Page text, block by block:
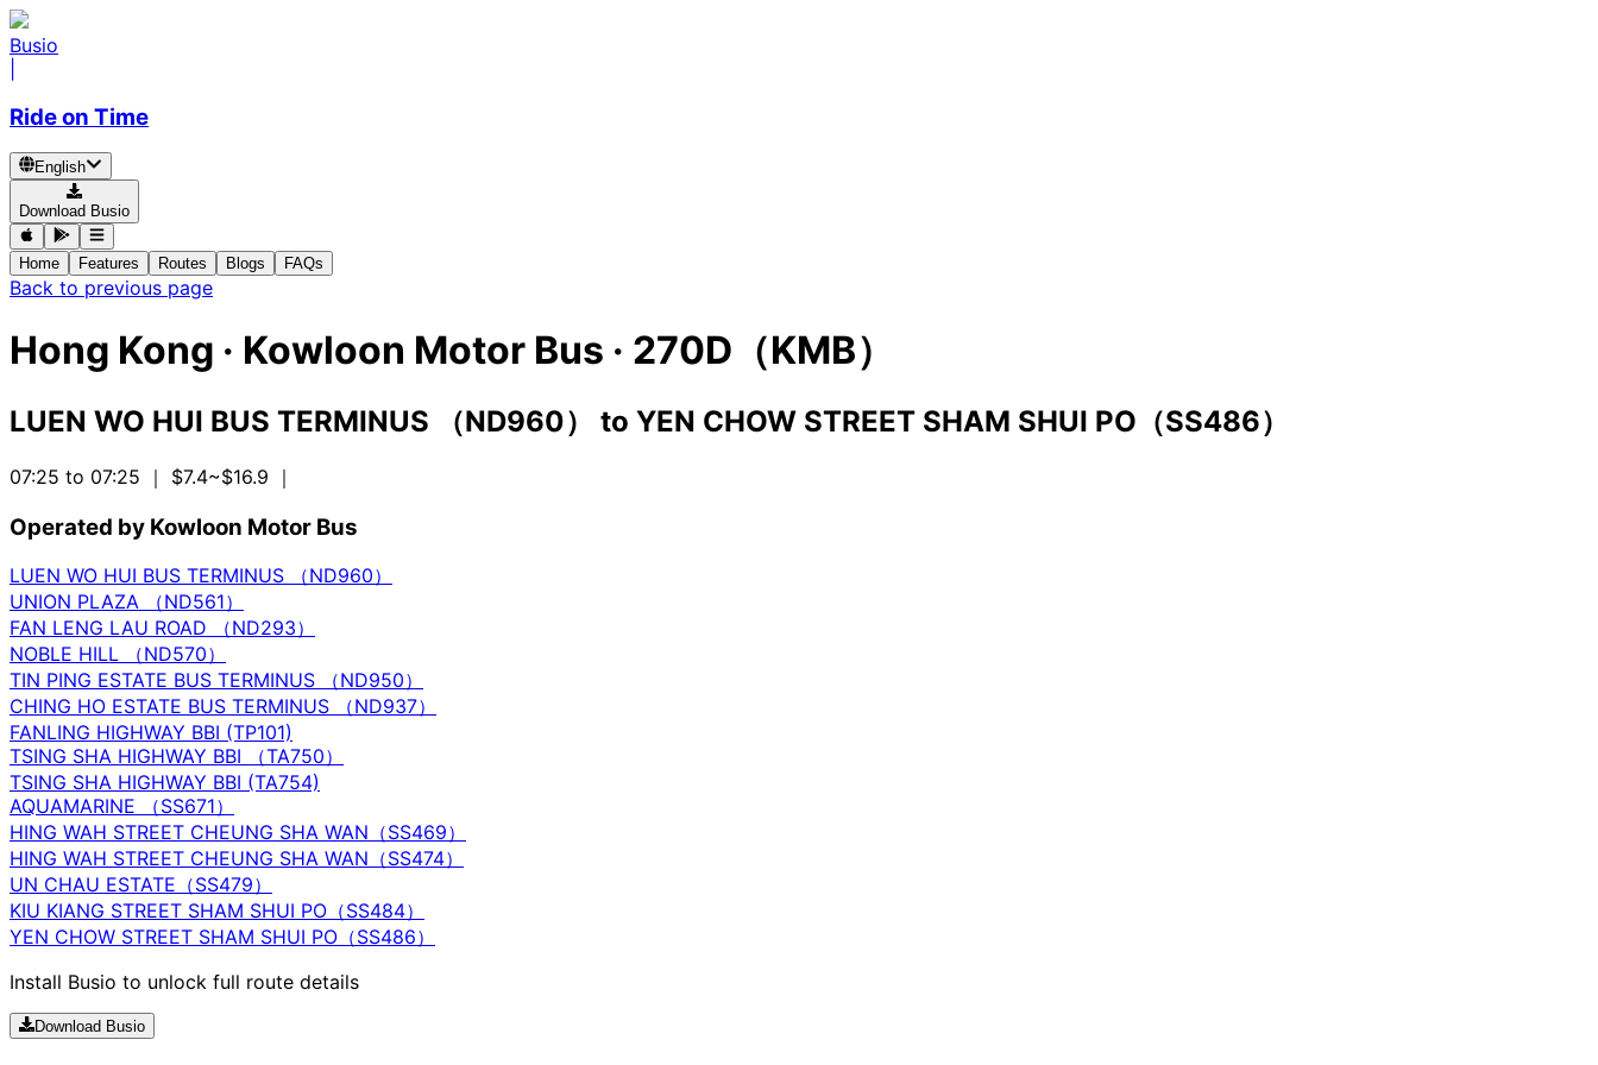
Busio
Ride on Time
English
Download Busio
Home Features Routes Blogs FAQs
Back to previous page
Hong Kong · Kowloon Motor Bus · 270D（KMB）
LUEN WO HUI BUS TERMINUS （ND960） to YEN CHOW STREET SHAM SHUI PO（SS486）
07:25 to 07:25 ｜ $7.4~$16.9 ｜
Operated by Kowloon Motor Bus
LUEN WO HUI BUS TERMINUS （ND960）
UNION PLAZA （ND561）
FAN LENG LAU ROAD （ND293）
NOBLE HILL （ND570）
TIN PING ESTATE BUS TERMINUS （ND950）
CHING HO ESTATE BUS TERMINUS （ND937）
FANLING HIGHWAY BBI (TP101)
TSING SHA HIGHWAY BBI （TA750）
TSING SHA HIGHWAY BBI (TA754)
AQUAMARINE （SS671）
HING WAH STREET CHEUNG SHA WAN（SS469）
HING WAH STREET CHEUNG SHA WAN（SS474）
UN CHAU ESTATE（SS479）
KIU KIANG STREET SHAM SHUI PO（SS484）
YEN CHOW STREET SHAM SHUI PO（SS486）
Install Busio to unlock full route details
Download Busio